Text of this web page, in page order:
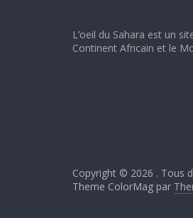
L’oeil du Sahara est un
Continent Africain et le
Copyright © 2026 . Tous
Theme ColorMag par